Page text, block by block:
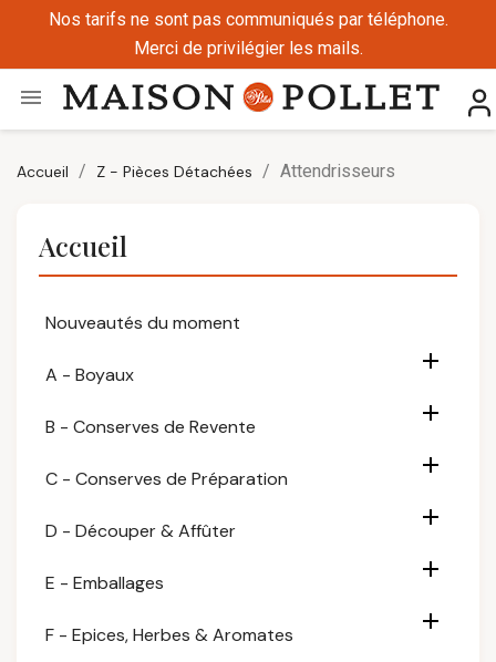
Nos tarifs ne sont pas communiqués par téléphone.
Merci de privilégier les mails.

Accueil Z - Pièces Détachées Attendrisseurs
Accueil
Nouveautés du moment
A - Boyaux

B - Conserves de Revente

C - Conserves de Préparation

D - Découper & Affûter

E - Emballages

F - Epices, Herbes & Aromates
